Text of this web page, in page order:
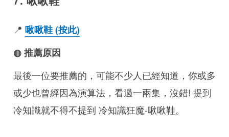
📍 啾啾鞋 (按此)
◍ 推薦原因
最後一位要推薦的，可能不少人已經知道，你或多
或少也曾經因為演算法，看過一兩集，沒錯! 提到
冷知識就不得不提到 冷知識狂魔-啾啾鞋。